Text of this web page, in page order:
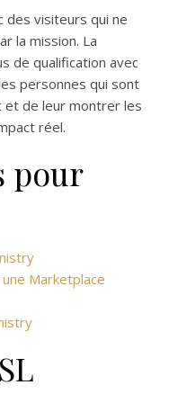
des visiteurs qui ne
la mission. La
de qualification avec
personnes qui sont
et de leur montrer les
réel.
pour
Marketplace